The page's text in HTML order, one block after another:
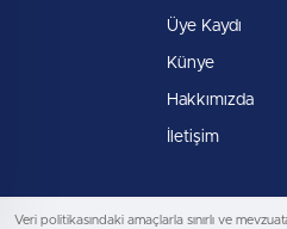
Üye Kaydı
Künye
Hakkımızda
İletişim
Veri politikasındaki amaçlarla sınırlı ve